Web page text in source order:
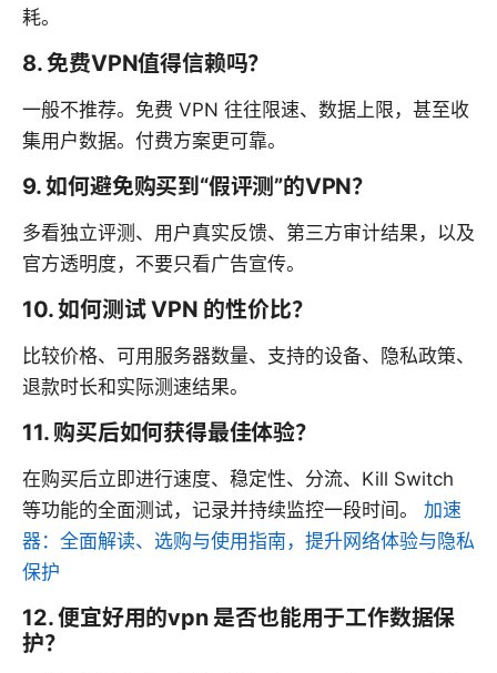
耗。
8. 免费VPN值得信赖吗？
一般不推荐。免费 VPN 往往限速、数据上限，甚至收
集用户数据。付费方案更可靠。
9. 如何避免购买到“假评测”的VPN？
多看独立评测、用户真实反馈、第三方审计结果，以及
官方透明度，不要只看广告宣传。
10. 如何测试 VPN 的性价比？
比较价格、可用服务器数量、支持的设备、隐私政策、
退款时长和实际测速结果。
11. 购买后如何获得最佳体验？
在购买后立即进行速度、稳定性、分流、Kill Switch
等功能的全面测试，记录并持续监控一段时间。 加速
器：全面解读、选购与使用指南，提升网络体验与隐私
保护
12. 便宜好用的vpn 是否也能用于工作数据保
护？